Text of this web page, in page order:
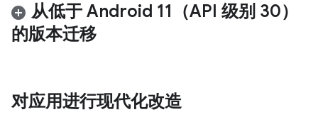
从低于 Android 11（API 级别 30）
的版本迁移
对应用进行现代化改造